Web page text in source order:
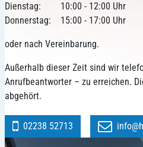
Dienstag:
10:00 - 12:00 Uhr
Donnerstag:
15:00 - 17:00 Uhr
oder nach Vereinbarung.
Außerhalb dieser Zeit sind wir
Anrufbeantworter – zu erreichen.
abgehört.
02238 52713